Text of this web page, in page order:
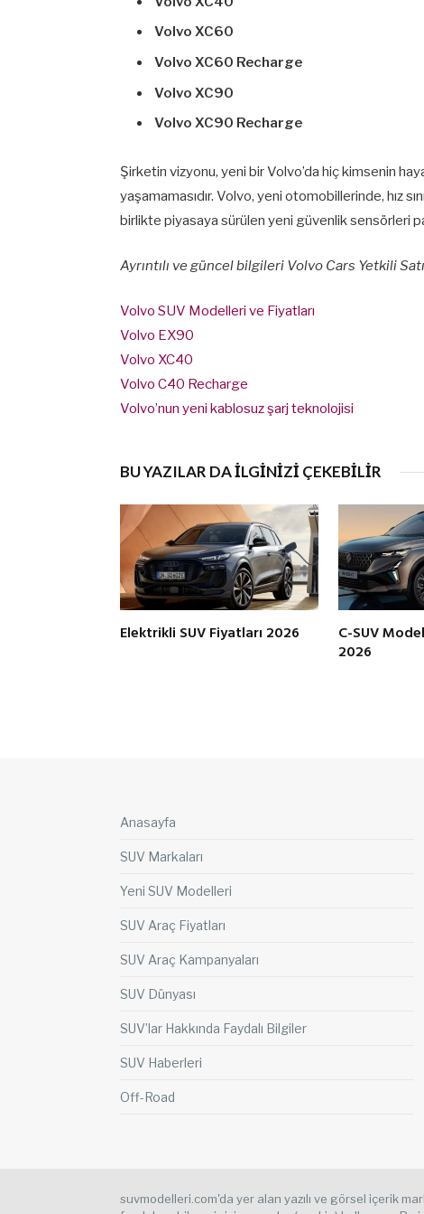
Volvo XC60
Volvo XC60 Recharge
Volvo XC90
Volvo XC90 Recharge
Şirketin vizyonu, yeni bir Volvo’da hiç kimsenin
yaşamamasıdır. Volvo, yeni otomobillerinde, hız
birlikte piyasaya sürülen yeni güvenlik sensörleri
Ayrıntılı ve güncel bilgileri Volvo Cars Yetkili
Volvo SUV Modelleri ve Fiyatları
Volvo EX90
Volvo XC40
Volvo C40 Recharge
Volvo’nun yeni kablosuz şarj teknolojisi
BU YAZILAR DA İLGİNİZİ ÇEKEBİLİR
Elektrikli SUV Fiyatları 2026
C-SUV
2026
Anasayfa
SUV Markaları
Yeni SUV Modelleri
SUV Araç Fiyatları
SUV Araç Kampanyaları
SUV Dünyası
SUV’lar Hakkında Faydalı Bilgiler
SUV Haberleri
Off-Road
suvmodelleri.com'da yer alan yazılı ve görsel içerik